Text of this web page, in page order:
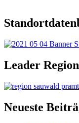
Leader
Neueste